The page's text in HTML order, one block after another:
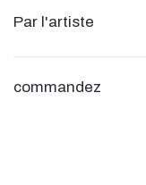
Par l'artiste
commandez